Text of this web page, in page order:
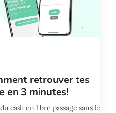
retrouver tes
en 3 minutes!
cash en libre passage sans le